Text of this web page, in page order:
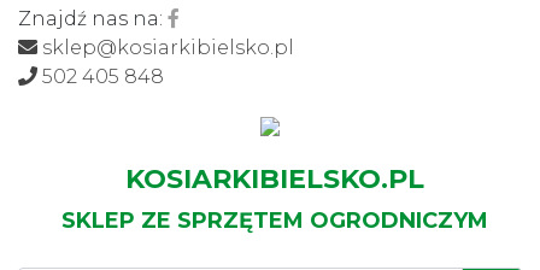
Znajdź nas na:
sklep@kosiarkibielsko.pl
502 405 848
KOSIARKIBIELSKO.PL
SKLEP ZE SPRZĘTEM OGRODNICZYM